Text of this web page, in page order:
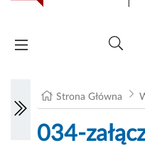
Strona Główna
034-